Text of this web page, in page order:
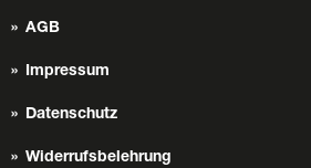
AGB
Impressum
Datenschutz
Widerrufsbelehrung